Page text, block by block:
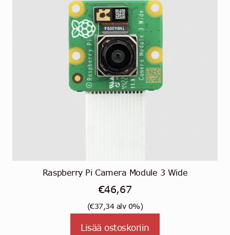
Raspberry Pi Camera Module 3 Wide
€46,67
(€37,34alv 0%)
Lisää ostoskoriin